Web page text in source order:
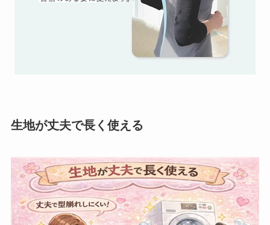
生地が丈夫で長く使える